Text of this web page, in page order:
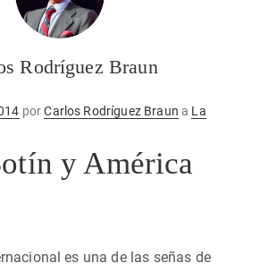
Rodríguez Braun
porCarlos Rodríguez Braun a La
y América
es una de las señas de